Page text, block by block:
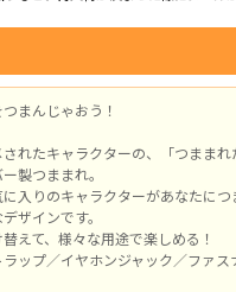
まんじゃおう！
れたキャラクターの、「つままれ
製つままれ。
入りのキャラクターがあなたにつ
ザインです。
えて、様々な用途で楽しめる！
ラップ／イヤホンジャック／ファス